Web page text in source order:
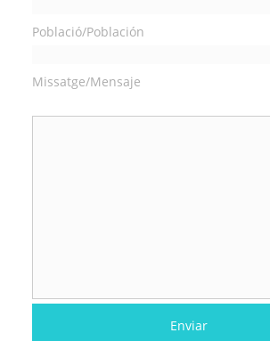
Població/Población
Missatge/Mensaje